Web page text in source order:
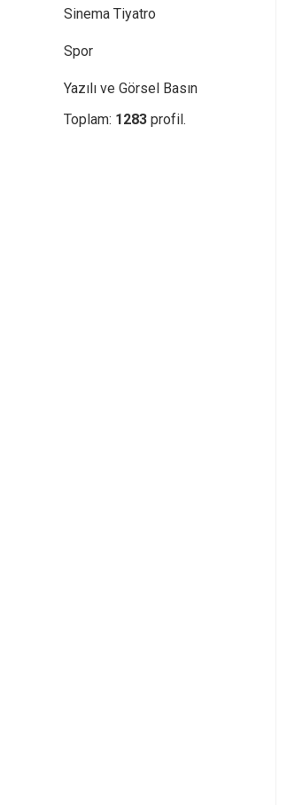
Sinema Tiyatro
Spor
Yazılı ve Görsel Basın
Toplam: 1283 profil.